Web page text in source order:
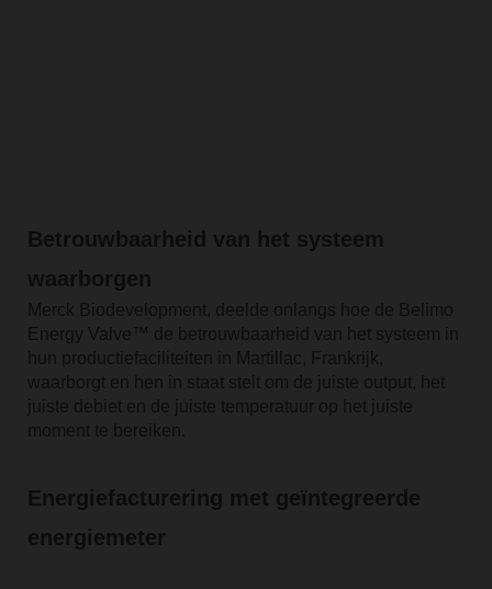
Betrouwbaarheid van het systeem
waarborgen
Merck Biodevelopment, deelde onlangs hoe de Belimo
Energy Valve™ de betrouwbaarheid van het systeem in
hun productiefaciliteiten in Martillac, Frankrijk,
waarborgt en hen in staat stelt om de juiste output, het
juiste debiet en de juiste temperatuur op het juiste
moment te bereiken.
Energiefacturering met geïntegreerde
energiemeter